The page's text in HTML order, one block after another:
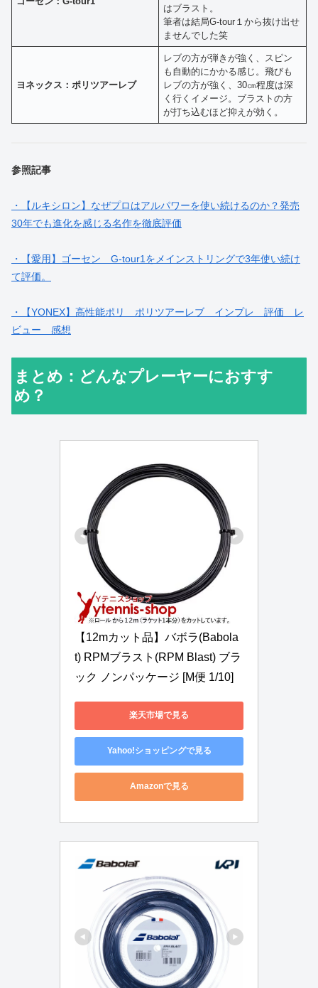
はブラスト。
筆者は結局G-tour１から抜け出せ
ませんでした笑
ヨネックス：ポリツアーレブ
レブの方が弾きが強く、スピン
も自動的にかかる感じ。飛びも
レブの方が強く、30㎝程度は深
く行くイメージ。ブラストの方
が打ち込むほど抑えが効く。
参照記事
・【ルキシロン】なぜプロはアルパワーを使い続けるのか？発売
30年でも進化を感じる名作を徹底評価
・【愛用】ゴーセン G-tour1をメインストリングで3年使い続け
て評価。
・【YONEX】高性能ポリ ポリツアーレブ インプレ 評価 レ
ビュー 感想
まとめ：どんなプレーヤーにおすす
め？
【12mカット品】バボラ(Babola
t) RPMブラスト(RPM Blast) ブラ
ック ノンパッケージ [M便 1/10]
楽天市場で見る
Yahoo!ショッピングで見る
Amazonで見る